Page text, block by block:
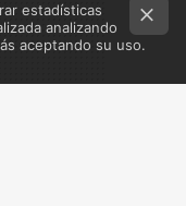
estadísticas
analizando
aceptando su uso.